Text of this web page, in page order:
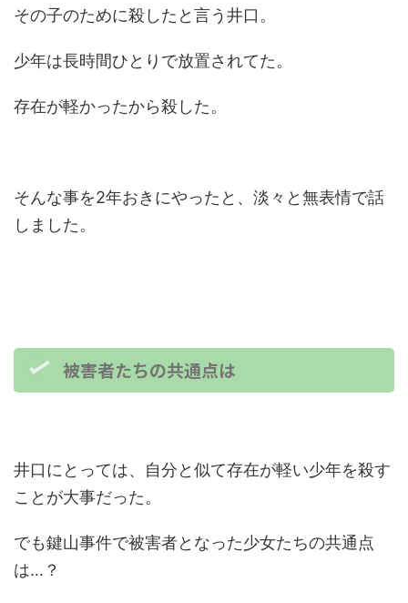
その子のために殺したと言う井口。
少年は長時間ひとりで放置されてた。
存在が軽かったから殺した。
そんな事を2年おきにやったと、淡々と無表情で話
しました。
被害者たちの共通点は
井口にとっては、自分と似て存在が軽い少年を殺す
ことが大事だった。
でも鍵山事件で被害者となった少女たちの共通点
は…？